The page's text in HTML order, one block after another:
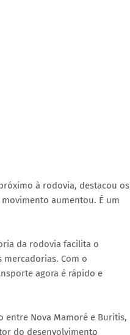
à rodovia, destacou os
aumentou. É um
da rodovia facilita o
Com o
agora é rápido e
entre Nova Mamoré e Buritis,
do desenvolvimento